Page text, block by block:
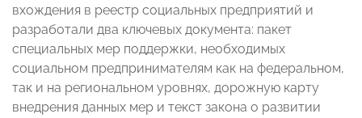
вхождения в реестр социальных предприятий и
разработали два ключевых документа: пакет
специальных мер поддержки, необходимых
социальном предпринимателям как на федеральном,
так и на региональном уровнях, дорожную карту
внедрения данных мер и текст закона о развитии